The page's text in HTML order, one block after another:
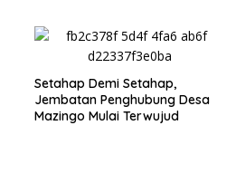
Setahap Demi Setahap,
Jembatan Penghubung Desa
Mazingo Mulai Terwujud